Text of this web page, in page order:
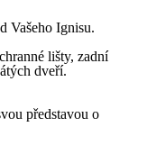
Vašeho Ignisu.
lišty, zadní
dveří.
představou o